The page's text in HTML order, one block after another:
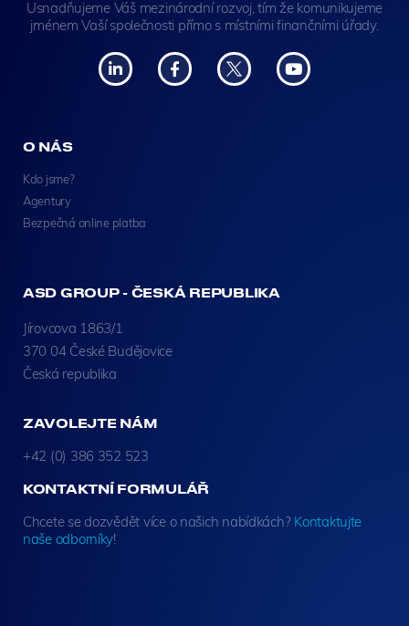
Usnadňujeme Váš mezinárodní rozvoj, tím že komunikujeme
jménem Vaší společnosti přímo s místními finančními úřady.
O NÁS
Kdo jsme?
Agentury
Bezpečná online platba
ASD GROUP - ČESKÁ REPUBLIKA
Jírovcova 1863/1
370 04 České Budějovice
Česká republika
ZAVOLEJTE NÁM
+42 (0) 386 352 523
KONTAKTNÍ FORMULÁŘ
Chcete se dozvědět více o našich nabídkách? Kontaktujte
naše odborníky!